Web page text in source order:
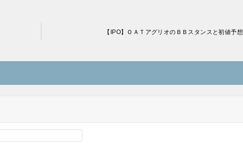
【IPO】ＯＡＴアグリオのＢＢスタンスと初値予想